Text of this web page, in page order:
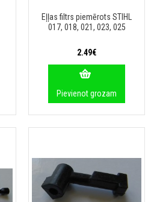
Eļļas filtrs piemērots STIHL
017, 018, 021, 023, 025
2.49€
Pievienot grozam